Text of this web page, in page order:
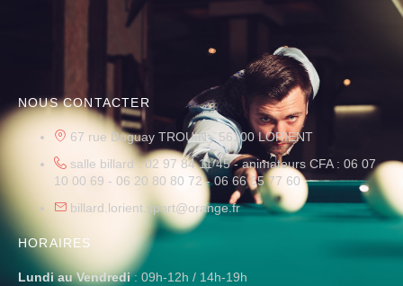
NOUS CONTACTER
67 rue Duguay TROUIN - 56100 LORIENT
salle billard : 02 97 84 11 45 - animateurs CFA : 06 07
10 00 69 - 06 20 80 80 72 - 06 66 65 77 60
billard.lorient.sport@orange.fr
HORAIRES
Lundi au Vendredi: 09h-12h / 14h-19h